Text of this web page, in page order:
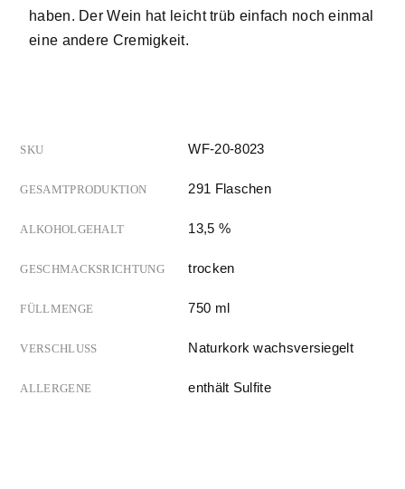
haben. Der Wein hat leicht trüb einfach noch einmal
eine andere Cremigkeit.
SKU WF-20-8023
GESAMTPRODUKTION 291 Flaschen
ALKOHOLGEHALT 13,5 %
GESCHMACKSRICHTUNG trocken
FÜLLMENGE 750 ml
VERSCHLUSS Naturkork wachsversiegelt
ALLERGENE enthält Sulfite